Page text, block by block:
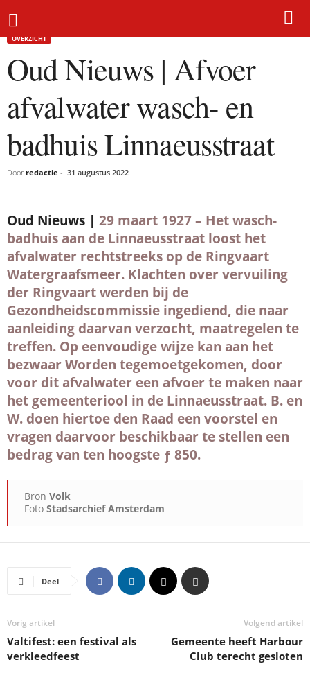
Home Oud Nieuws | Afvoer afvalwater wasch- en badhuis Linnaeusstraat
OVERZICHT
Oud Nieuws | Afvoer
afvalwater wasch- en
badhuis Linnaeusstraat
Door redactie - 31 augustus 2022
Oud Nieuws | 29 maart 1927 – Het wasch-
badhuis aan de Linnaeusstraat loost het
afvalwater rechtstreeks op de Ringvaart
Watergraafsmeer. Klachten over vervuiling
der Ringvaart werden bij de
Gezondheidscommissie ingediend, die naar
aanleiding daarvan verzocht, maatregelen te
treffen. Op eenvoudige wijze kan aan het
bezwaar Worden tegemoetgekomen, door
voor dit afvalwater een afvoer te maken naar
het gemeenteriool in de Linnaeusstraat. B. en
W. doen hiertoe den Raad een voorstel en
vragen daarvoor beschikbaar te stellen een
bedrag van ten hoogste ƒ 850.
Bron Volk
Foto Stadsarchief Amsterdam
Deel
Vorig artikel
Valtifest: een festival als
verkleedfeest
Volgend artikel
Gemeente heeft Harbour
Club terecht gesloten